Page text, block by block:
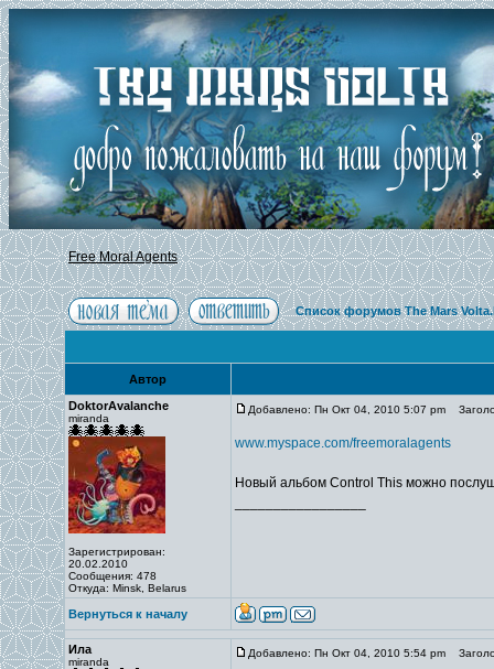
Free Moral Agents
Список форумов The Mars
Автор
DoktorAvalanche
miranda
Зарегистрирован:
20.02.2010
Сообщения: 478
Откуда: Minsk, Belarus
Добавлено: Пн Окт 04, 2010 5:07 pm
www.myspace.com/freemoralagents
Новый альбом Control This можно
Вернуться к началу
Ила
miranda
Добавлено: Пн Окт 04, 2010 5:54 pm